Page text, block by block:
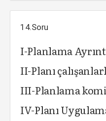
14.Soru
I-Planlama
II-Planı
III-Planlama
IV-Planı